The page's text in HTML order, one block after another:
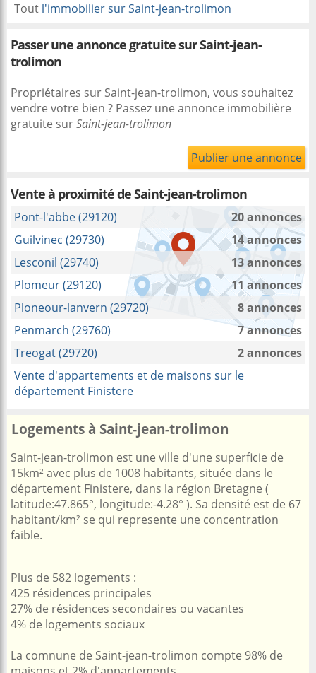
Tout l'immobilier sur Saint-jean-trolimon
Passer une annonce gratuite sur Saint-jean-
trolimon
Propriétaires sur Saint-jean-trolimon, vous souhaitez
vendre votre bien ? Passez une annonce immobilière
gratuite surSaint-jean-trolimon
Publier une annonce
Vente à proximitéde Saint-jean-trolimon
Pont-l'abbe (29120)
20 annonces
Guilvinec (29730)
14 annonces
Lesconil (29740)
13 annonces
Plomeur (29120)
11 annonces
Ploneour-lanvern (29720)
8 annonces
Penmarch (29760)
7 annonces
Treogat (29720)
2 annonces
Vente d'appartements et de maisons sur le
département Finistere
Logements à Saint-jean-trolimon
Saint-jean-trolimon est une ville d'une superficie de
15km² avec plus de 1008 habitants, située dans le
département Finistere, dans la région Bretagne (
latitude:47.865°, longitude:-4.28° ). Sa densité est de 67
habitant/km² se qui represente une concentration
faible.
Plus de 582 logements :
425 résidences principales
27% de résidences secondaires ou vacantes
4% de logements sociaux
La comnune de Saint-jean-trolimon compte 98% de